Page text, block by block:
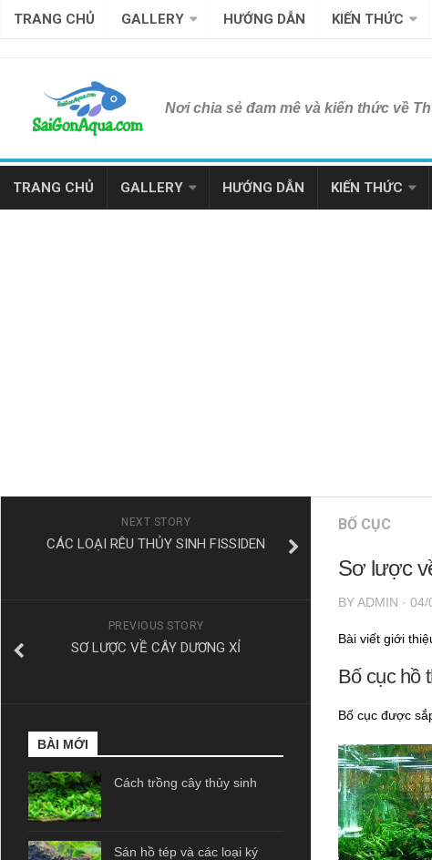
TRANG CHỦ GALLERY HƯỚNG DẪN KIẾN THỨC
Nơi chia sẻ đam mê và kiến thức về
TRANG CHỦ GALLERY HƯỚNG DẪN KIẾN THỨC
BỐ CỤC
Sơ lược
BYADMIN · 04/
Bài viết giới
Bố cục hồ
Bố cục được
NEXT STORY
CÁC LOẠI RÊU THỦY SINH FISSIDEN
PREVIOUS STORY
SƠ LƯỢC VỀ CÂY DƯƠNG XỈ
BÀI MỚI
Cách trồng cây thủy sinh
Sán hồ tép và các loại ký